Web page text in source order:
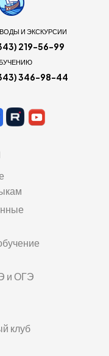
И ЭКСКУРСИИ
219-56-99
346-98-44
и ОГЭ
клуб